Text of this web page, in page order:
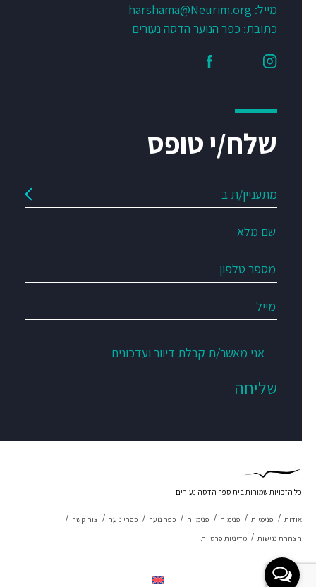
מייל: harshama@Neurim.org
כתובת: כפר הנוער הדסה נעורים
שלח/י טופס
אני מאשר/ת קבלת דיוור ועדכונים
אודות פנימיות פנימיה פנימייה כפר נוער כפרי נוער
צור קשר
הצהרת נגישות
מדיניות פרטיות
כל הזכויות שמורות בית ספר הדסה נעורים